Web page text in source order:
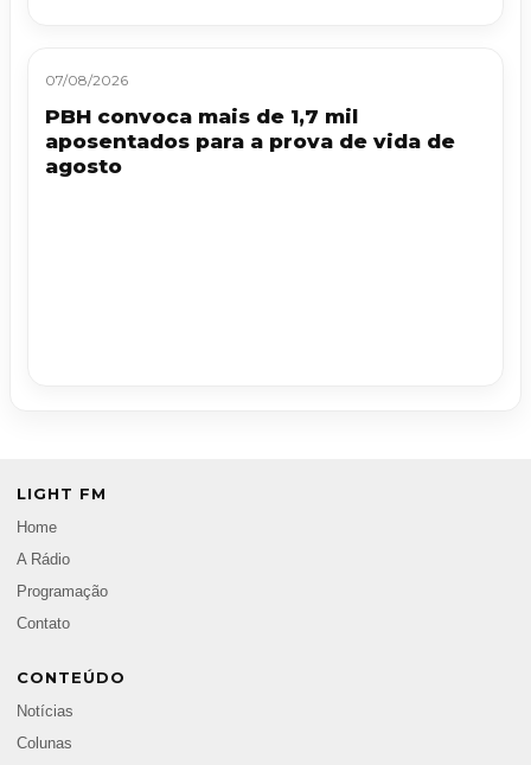
07/08/2026
PBH convoca mais de 1,7 mil
aposentados para a prova de vida de
agosto
LIGHT FM
Home
A Rádio
Programação
Contato
CONTEÚDO
Notícias
Colunas